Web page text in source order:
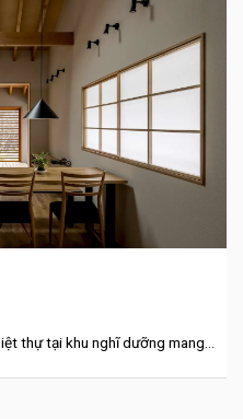
thự tại khu nghĩ dưỡng mang...